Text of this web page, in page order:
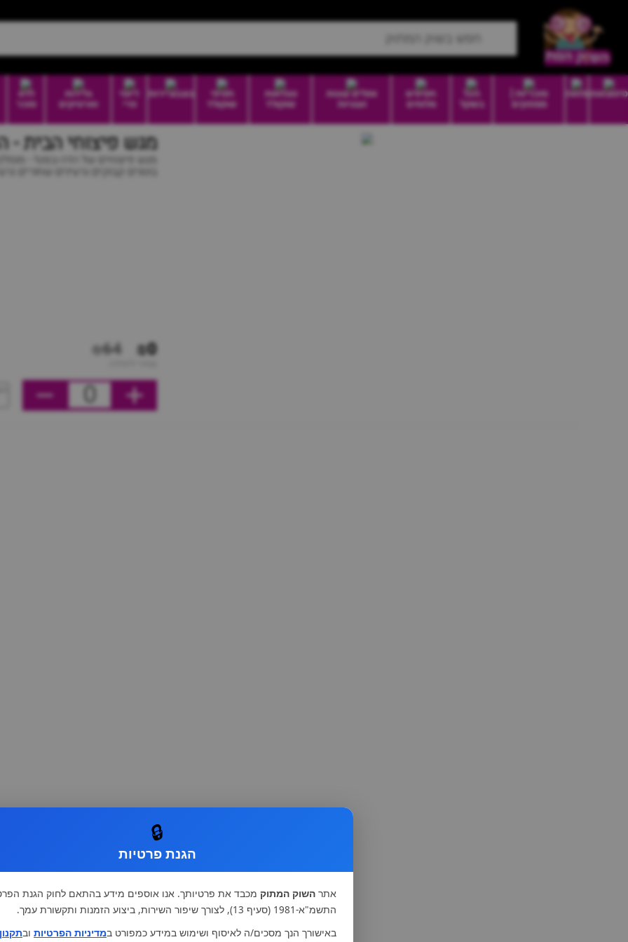
סיטונאותמזווה
סוכריות |
ממתקים
הכל
בשקל
חטיפים
מלוחים
וופלים עוגות
ועוגיות
טבלאות
שוקולד
חטיפי
שוקולד
בונבוניירות
דיוטי
פרי
גלידות
וארטיקים
ללא
סוכר
מגש פיצוחי הבית
מגש פיצוחים של הדה-בסט! -
₪0
₪64
0
🔒
הגנת פרטיות
אתר השוק המתוק מכבד את פרטיותך. אנו אוספים מידע בהתאם לחוק הגנת
התשמ"א-1981 (סעיף 13), לצורך שיפור השירות, ביצוע הזמנות ותקשורת עמך.
באישורך הנך מסכים/ה לאיסוף ושימוש במידע כמפורט במדיניות הפרטיות ובתקנון